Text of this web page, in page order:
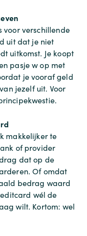
voor verschillende
uit dat je niet
uitkomst. Je koopt
pasje w op met
je vooraf geld
jezelf uit. Voor
makkelijker te
of provider
dat op de
Of omdat
bedrag waard
wél de
wilt. Kortom: wel